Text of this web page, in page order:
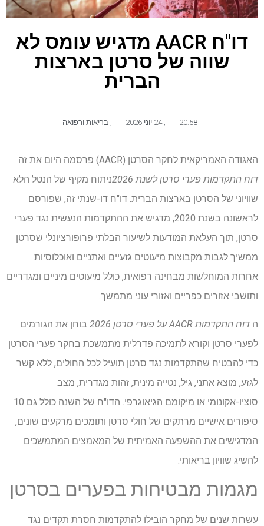
דו"ח AACR מדגיש עומס לא
שווה של סרטן בארצות
הברית
20:58 24 יוני 2026 בריאות ורפואה
האגודה האמריקאית לחקר הסרטן (AACR) פרסמה היום את זה
דוח התקדמות פערי סרטן לשנת 2026
ניתוח מקיף של הנטל הלא
שוויוני של הסרטן בארצות הברית. דו"ח דו-שנתי זה, שפורסם
לראשונה בשנת 2020, מדגיש את ההתקדמות הנעשית נגד פערי
סרטן, תוך העלאת המודעות לשיעור הבלתי פרופורציונלי שסרטן
ממשיך לגבות מקבוצות מיעוטים גזעיים ואתניים ואוכלוסיות
אחרות המוחלשות מבחינה רפואית, כולל מיעוטים מיניים ומגדריים
ותושבי אזורים כפריים ואזורי עוני מתמשך.
הדוח התקדמות AACR על פערי סרטן 2026
בוחן את הגורמים
לפערי סרטן וקורא לתמיכה פדרלית מתמשכת בחקר פערי הסרטן
כדי להבטיח שהתקדמות נגד סרטן תועיל לכל החולים, ללא קשר
לגזע, מוצא אתני, גיל, נטייה מינית, זהות מגדרית, מצב
סוציו-אקונומי או מיקומם הגיאוגרפי. הדו"ח של השנה כולל גם 10
סיפורים אישיים מרתקים של חולי סרטן ותומכים מרקעים שונים,
המדגישים את ההשפעה האמיתית של המאמצים המתמשכים
להשיג שוויון בריאותי.
מגמות מבטיחות בפערים בסרטן
עשרות שנים של מחקר הובילו להתקדמות חסרת תקדים נגד